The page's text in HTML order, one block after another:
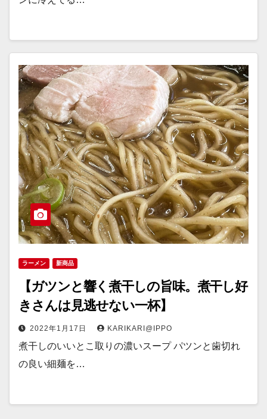
ラーメン 新商品
【ガツンと響く煮干しの旨味。煮干し好
きさんは見逃せない一杯】
2022年1月17日 KARIKARI@IPPO
煮干しのいいとこ取りの濃いスープ パツンと歯切れ
の良い細麺を…